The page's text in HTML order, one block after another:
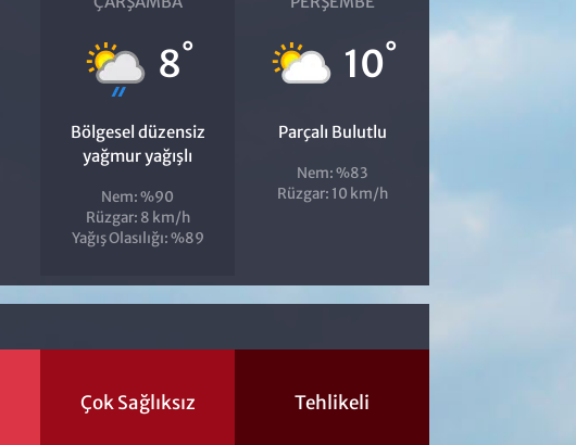
8°
Bölgesel düzensiz
yağmur yağışlı
Nem: %90
Rüzgar: 8 km/h
Yağış Olasılığı: %89
10°
Parçalı Bulutlu
Nem: %83
Rüzgar: 10 km/h
Çok Sağlıksız Tehlikeli